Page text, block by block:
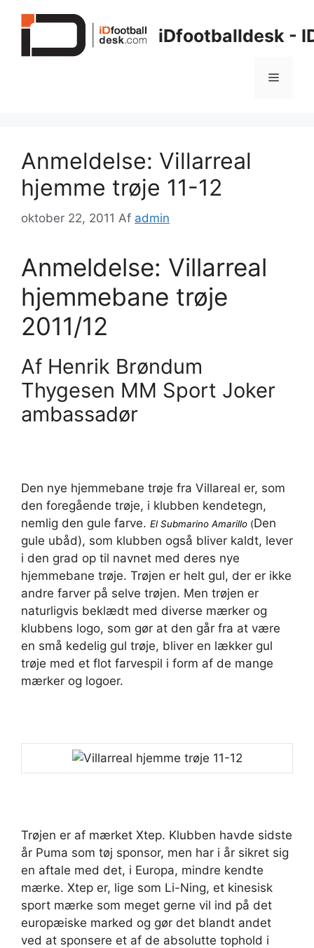
iDfootballdesk -
Menu
Anmeldelse: Villarreal
hjemme trøje 11-12
oktober 22, 2011 Af admin
Anmeldelse: Villarreal
hjemmebane trøje
2011/12
Af Henrik Brøndum
Thygesen MM Sport Joker
ambassadør
Den nye hjemmebane trøje fra Villareal er, som
den foregående trøje, i klubben kendetegn,
nemlig den gule farve. El Submarino Amarillo (Den
gule ubåd), som klubben også bliver kaldt, lever
i den grad op til navnet med deres nye
hjemmebane trøje. Trøjen er helt gul, der er ikke
andre farver på selve trøjen. Men trøjen er
naturligvis beklædt med diverse mærker og
klubbens logo, som gør at den går fra at være
en små kedelig gul trøje, bliver en lækker gul
trøje med et flot farvespil i form af de mange
mærker og logoer.
Trøjen er af mærket Xtep. Klubben havde sidste
år Puma som tøj sponsor, men har i år sikret sig
en aftale med det, i Europa, mindre kendte
mærke. Xtep er, lige som Li-Ning, et kinesisk
sport mærke som meget gerne vil ind på det
europæiske marked og gør det blandt andet
ved at sponsere et af de absolutte tophold i